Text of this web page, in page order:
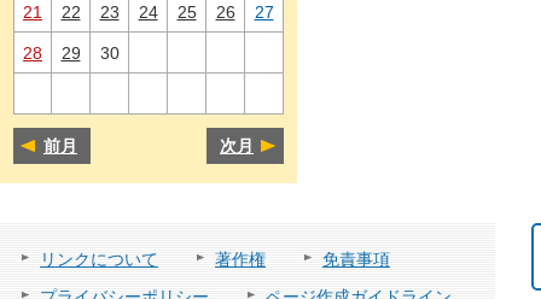
21 22 23 24 25 26 27
28 29 30
前月 次月
リンクについて 著作権
免責事項